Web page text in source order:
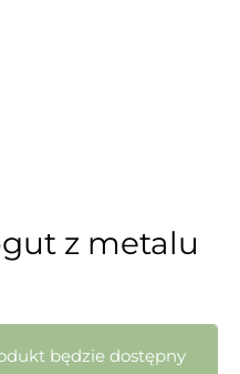
z metalu
będzie dostępny